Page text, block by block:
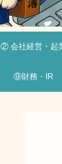
② 会社経営・起
⑨財務・IR